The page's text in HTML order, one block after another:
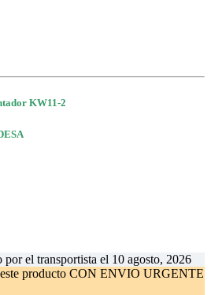
KW11-2
por el transportista el 10 agosto, 2026
producto CON ENVIO URGENTE